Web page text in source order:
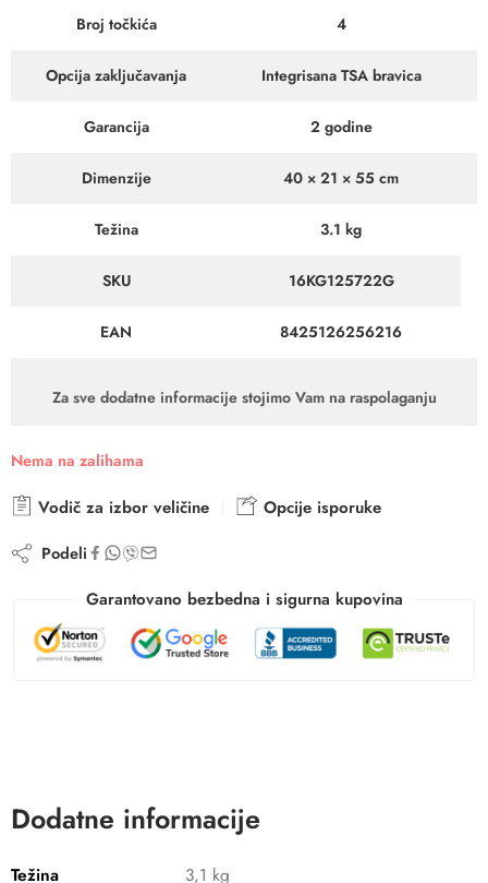
Broj točkića 4
Opcija zaključavanja Integrisana TSA bravica
Garancija 2 godine
Dimenzije 40 × 21 × 55 cm
Težina 3.1 kg
SKU 16KG125722G
EAN 8425126256216
Za sve dodatne informacije stojimo Vam na raspolaganju
Nema na zalihama
Vodič za izbor veličine Opcije isporuke
Podeli
Garantovano bezbedna i sigurna kupovina
Dodatne informacije
Težina
3,1 kg